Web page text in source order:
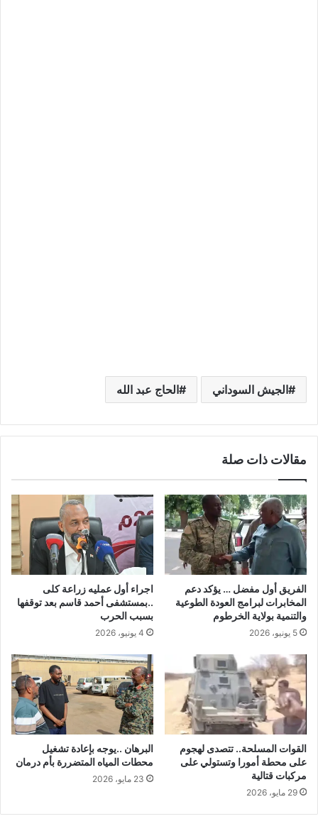
الجيش السوداني الحاج عبد الله
مقالات ذات صلة
الفريق أول مفضل … يؤكد دعم
المخابرات لبرامج العودة الطوعية
والتنمية بولاية الخرطوم
5 يونيو، 2026
اجراء أول عمليه زراعة كلى
..بمستشفى أحمد قاسم بعد توقفها
بسبب الحرب
4 يونيو، 2026
القوات المسلحة.. تتصدى لهجوم
على محطة أمورا وتستولي على
مركبات قتالية
29 مايو، 2026
البرهان ..يوجه بإعادة تشغيل
محطات المياه المتضررة بأم درمان
23 مايو، 2026